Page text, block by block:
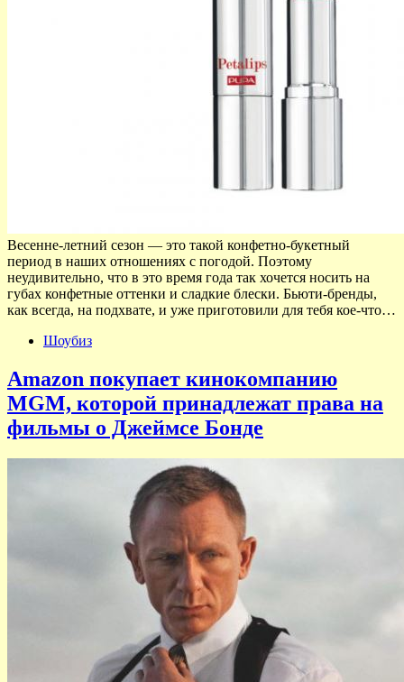
Весенне-летний сезон — это такой конфетно-букетный
период в наших отношениях с погодой. Поэтому
неудивительно, что в это время года так хочется носить на
губах конфетные оттенки и сладкие блески. Бьюти-бренды,
как всегда, на подхвате, и уже приготовили для тебя кое-что…
Шоубиз
Amazon покупает кинокомпанию
MGM, которой принадлежат права на
фильмы о Джеймсе Бонде